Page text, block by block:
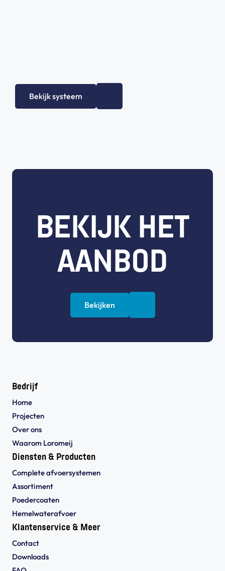
Bekijk systeem
BEKIJK HET
AANBOD
Bekijken
Bedrijf
Home
Projecten
Over ons
Waarom Loromeij
Diensten & Producten
Complete afvoersystemen
Assortiment
Poedercoaten
Hemelwaterafvoer
Klantenservice & Meer
Contact
Downloads